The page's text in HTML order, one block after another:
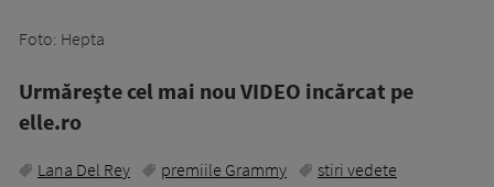
Foto: Hepta
Urmăreşte cel mai nou VIDEO incărcat pe
elle.ro
Lana Del Rey premiile Grammy
stiri vedete